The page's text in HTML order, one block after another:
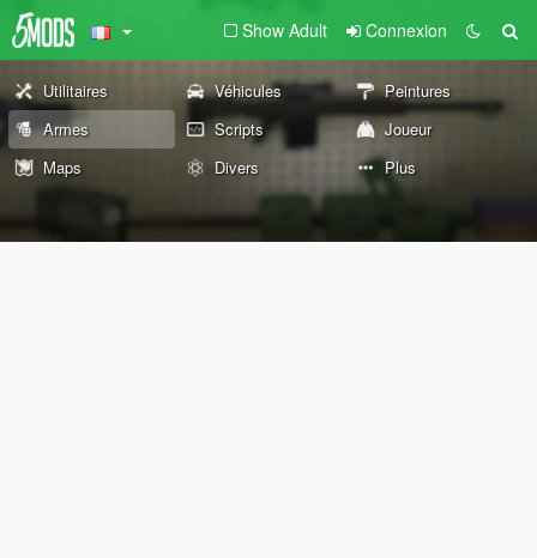
Show Adult Connexion
Utilitaires Véhicules
Peintures
Armes
Scripts
Joueur
Maps
Divers Plus